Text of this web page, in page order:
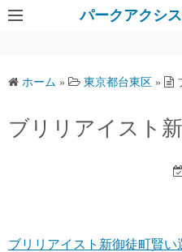
パークアクシ
ホーム » 東京都台東区 »
ブリリアイスト
ブリリアイスト新御徒町賢い